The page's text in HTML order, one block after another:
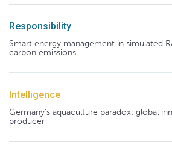
Responsibility
Smart energy management in simulated
carbon emissions
Intelligence
Germany's aquaculture paradox: global
producer